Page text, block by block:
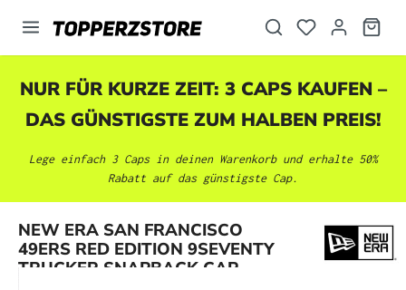
springen
NUR FÜR KURZE ZEIT: 3 CAPS KAUFEN –
DAS GÜNSTIGSTE ZUM HALBEN PREIS!
Lege einfach 3 Caps in deinen Warenkorb und erhalte 50%
Rabatt auf das günstigste Cap.
NEW ERA SAN FRANCISCO
49ERS RED EDITION 9SEVENTY
TRUCKER SNAPBACK CAP
Bildergalerie überspringen